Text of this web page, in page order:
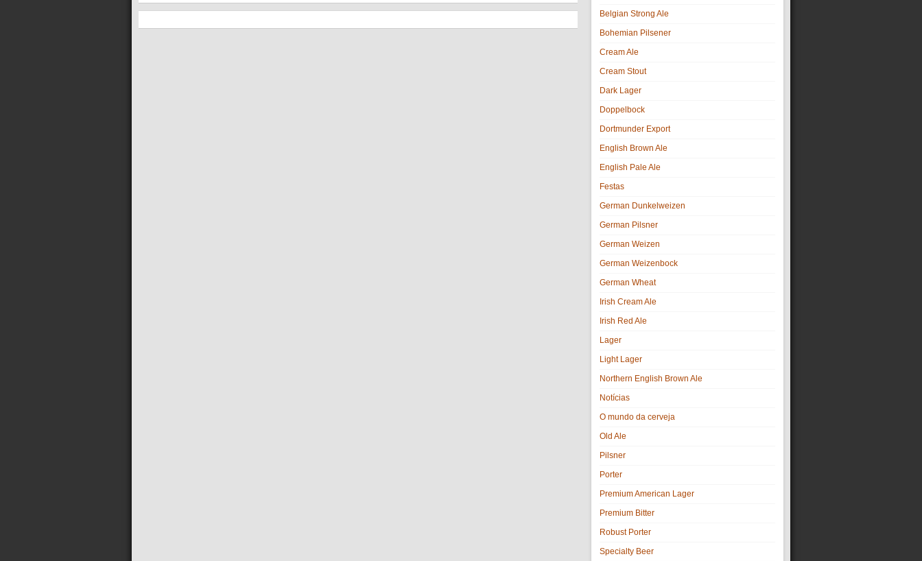
Belgian Strong Ale
Bohemian Pilsener
Cream Ale
Cream Stout
Dark Lager
Doppelbock
Dortmunder Export
English Brown Ale
English Pale Ale
Festas
German Dunkelweizen
German Pilsner
German Weizen
German Weizenbock
German Wheat
Irish Cream Ale
Irish Red Ale
Lager
Light Lager
Northern English Brown Ale
Notícias
O mundo da cerveja
Old Ale
Pilsner
Porter
Premium American Lager
Premium Bitter
Robust Porter
Specialty Beer